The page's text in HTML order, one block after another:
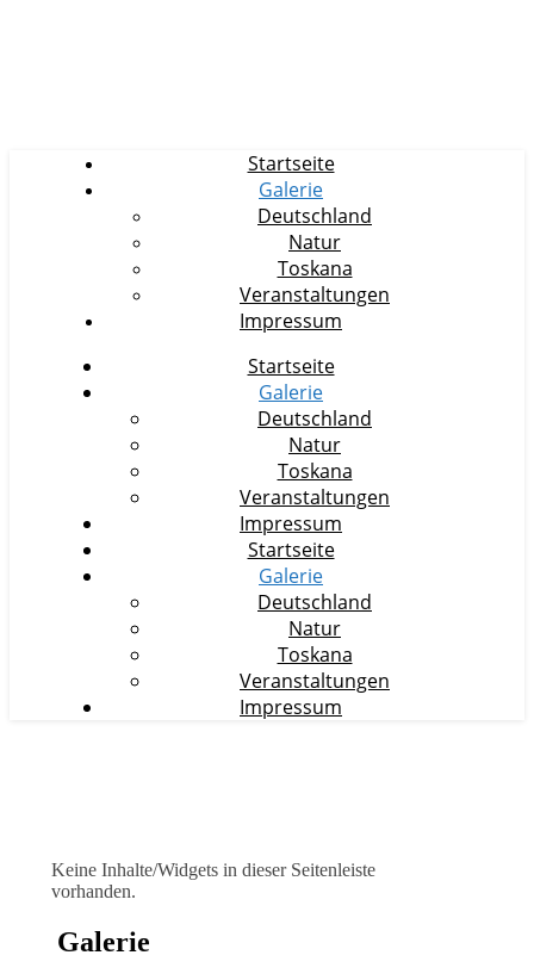
Startseite
Galerie
Deutschland
Natur
Toskana
Veranstaltungen
Impressum
Startseite
Galerie
Deutschland
Natur
Toskana
Veranstaltungen
Impressum
Startseite
Galerie
Deutschland
Natur
Toskana
Veranstaltungen
Impressum
Keine Inhalte/Widgets in dieser Seitenleiste
vorhanden.
Galerie